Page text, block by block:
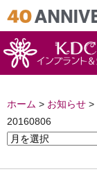
ホーム > お知らせ >
20160806